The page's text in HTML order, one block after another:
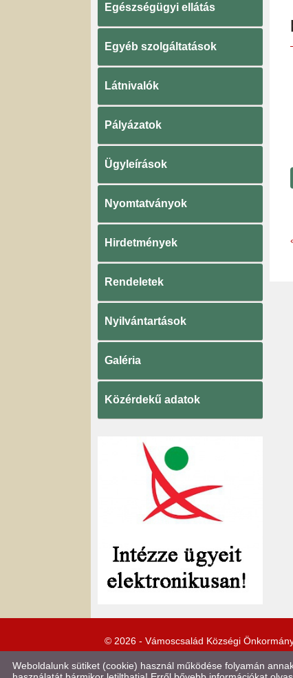
Egészségügyi ellátás
Egyéb szolgáltatások
Látnivalók
Pályázatok
Ügyleírások
Nyomtatványok
Hirdetmények
Rendeletek
Nyilvántartások
Galéria
Közérdekű adatok
© 2026 - Vámoscsalád Községi
Weboldalunk sütiket (cookie) használ működése folyamán